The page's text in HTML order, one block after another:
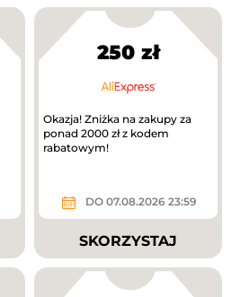
250 zł
Okazja! Zniżka na zakupy za
ponad 2000 zł z kodem
rabatowym!
DO 07.08.2026 23:59
SKORZYSTAJ